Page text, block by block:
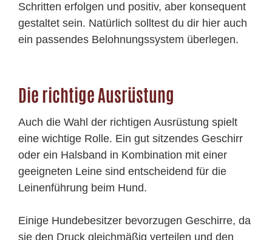
Schritten erfolgen und positiv, aber konsequent
gestaltet sein. Natürlich solltest du dir hier auch
ein passendes Belohnungssystem überlegen.
Die richtige Ausrüstung
Auch die Wahl der richtigen Ausrüstung spielt
eine wichtige Rolle. Ein gut sitzendes Geschirr
oder ein Halsband in Kombination mit einer
geeigneten Leine sind entscheidend für die
Leinenführung beim Hund.
Einige Hundebesitzer bevorzugen Geschirre, da
sie den Druck gleichmäßig verteilen und den